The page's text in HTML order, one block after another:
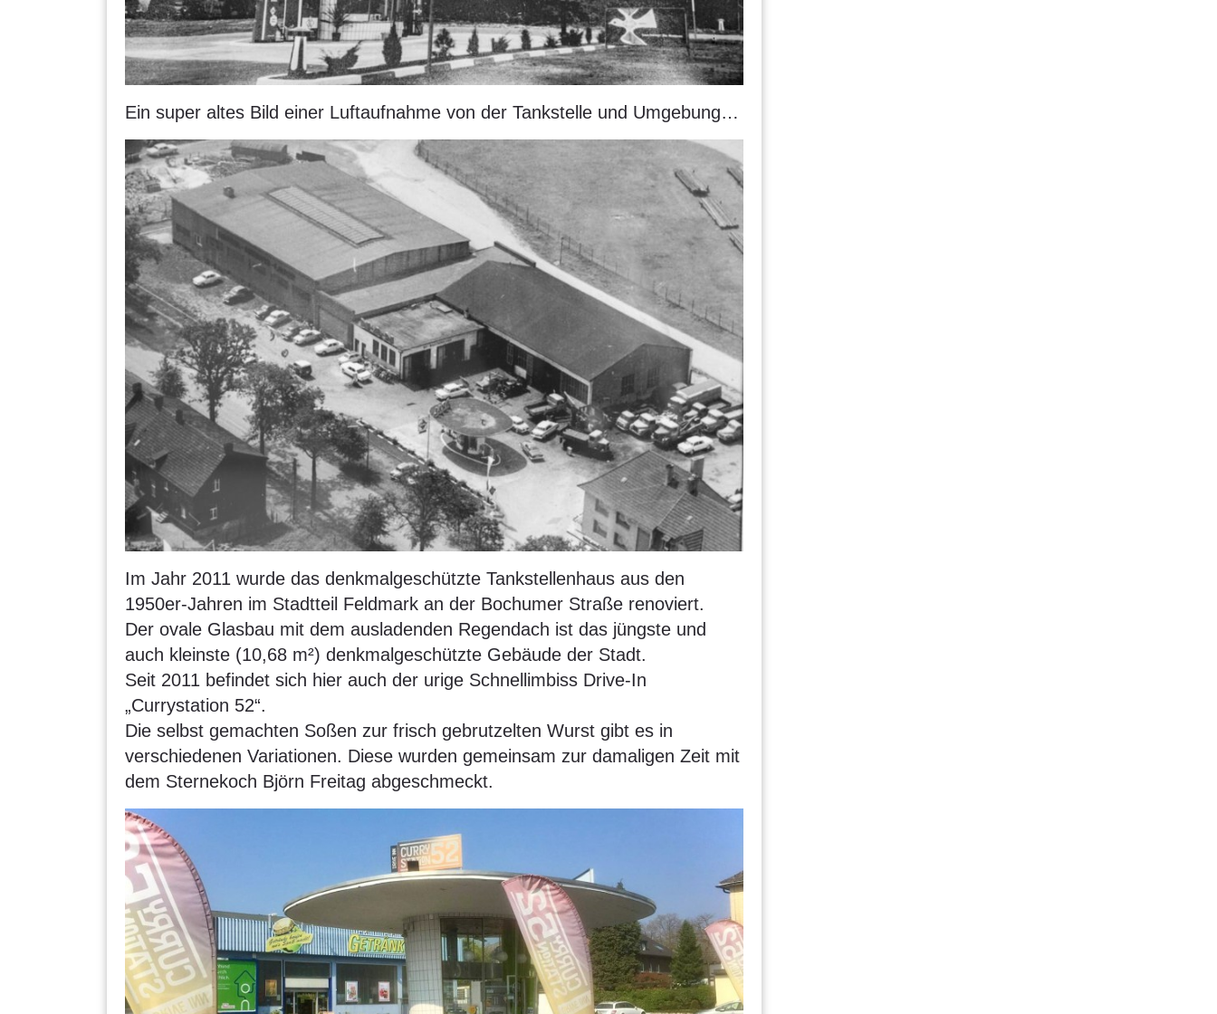
Ein super altes Bild einer Luftaufnahme von der Tankstelle und Umgebung…
Im Jahr 2011 wurde das denkmalgeschützte Tankstellenhaus aus den
1950er-Jahren im Stadtteil Feldmark an der Bochumer Straße renoviert.
Der ovale Glasbau mit dem ausladenden Regendach ist das jüngste und
auch kleinste (10,68 m²) denkmalgeschützte Gebäude der Stadt.
Seit 2011 befindet sich hier auch der urige Schnellimbiss Drive-In
„Currystation 52“.
Die selbst gemachten Soßen zur frisch gebrutzelten Wurst gibt es in
verschiedenen Variationen. Diese wurden gemeinsam zur damaligen Zeit mit
dem Sternekoch Björn Freitag abgeschmeckt.